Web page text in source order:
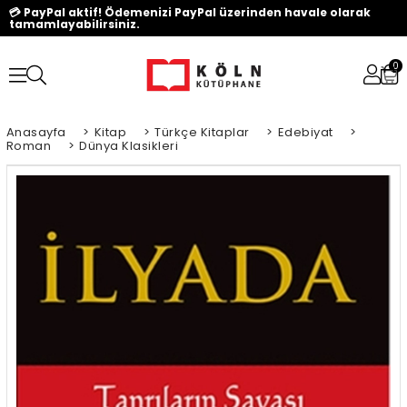
💳 PayPal aktif! Ödemenizi PayPal üzerinden havale olarak
tamamlayabilirsiniz.
0
Anasayfa > Kitap > Türkçe Kitaplar > Edebiyat >
Roman > Dünya Klasikleri